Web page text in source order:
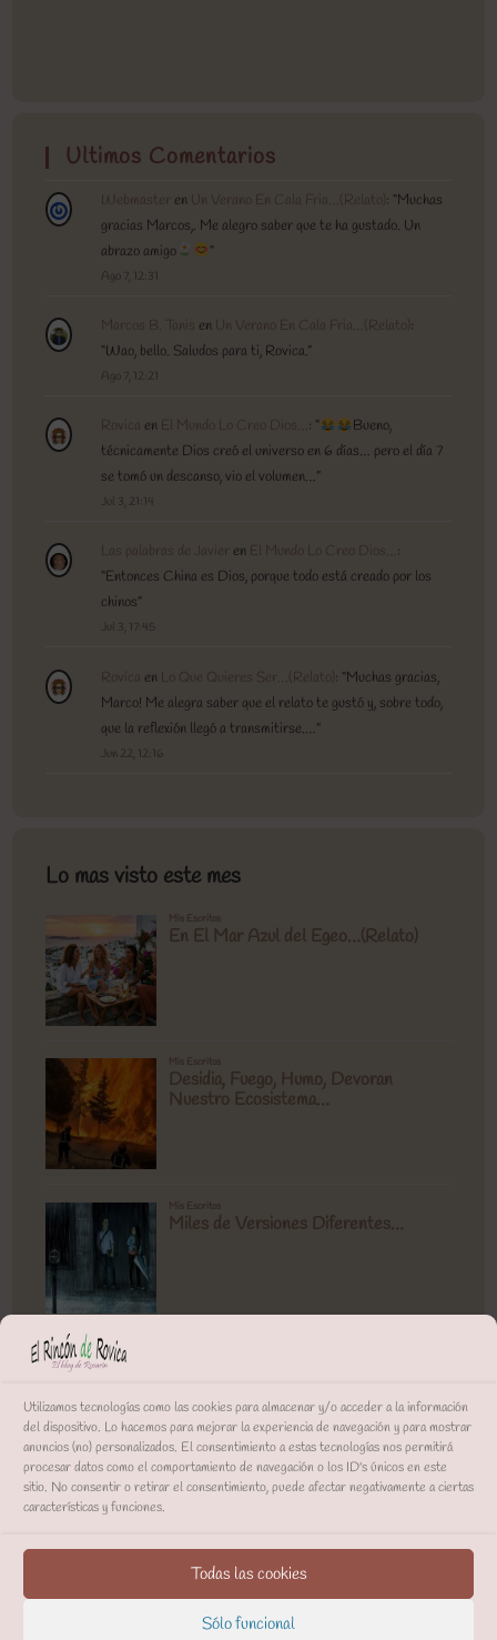
Utilizamos tecnologías como las cookies para almacenar y/o acceder a la información
del dispositivo. Lo hacemos para mejorar la experiencia de navegación y para mostrar
anuncios (no) personalizados. El consentimiento a estas tecnologías nos permitirá
procesar datos como el comportamiento de navegación o los ID's únicos en este
sitio. No consentir o retirar el consentimiento, puede afectar negativamente a ciertas
características y funciones.
Todas las cookies
Sólo funcional
Ultimos Comentarios
Webmaster en Un Verano En Cala Fria…(Relato) : “Muchas
gracias Marcos,. Me alegro saber que te ha gustado. Un
abrazo amigo
”
Ago 7, 12:31
Marcos B. Tanis en Un Verano En Cala Fria…(Relato) :
“Wao, bello. Saludos para ti, Rovica.”
Ago 7, 12:21
Rovica en El Mundo Lo Creo Dios… : “
Bueno,
técnicamente Dios creó el universo en 6 días… pero el día 7
se tomó un descanso, vio el volumen…”
Jul 3, 21:14
Las palabras de Javier en El Mundo Lo Creo Dios… :
“Entonces China es Dios, porque todo está creado por los
chinos”
Jul 3, 17:45
Rovica en Lo Que Quieres Ser…(Relato) : “Muchas gracias,
Marco! Me alegra saber que el relato te gustó y, sobre todo,
que la reflexión llegó a transmitirse.…”
Jun 22, 12:16
Lo mas visto este mes